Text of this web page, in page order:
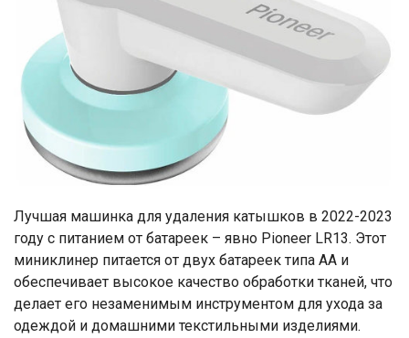
Лучшая машинка для удаления катышков в 2022-2023
году с питанием от батареек – явно Pioneer LR13. Этот
миниклинер питается от двух батареек типа АА и
обеспечивает высокое качество обработки тканей, что
делает его незаменимым инструментом для ухода за
одеждой и домашними текстильными изделиями.